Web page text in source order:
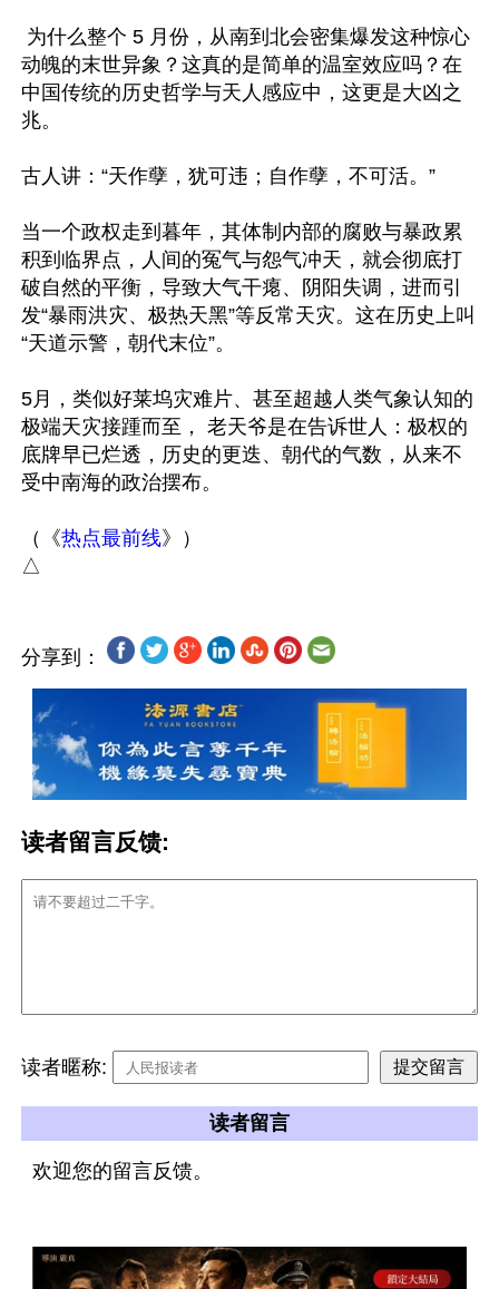
动魄的末世异象？这真的是简单的温室效应吗？在
中国传统的历史哲学与天人感应中，这更是大凶之
兆。
古人讲：“天作孽，犹可违；自作孽，不可活。”
当一个政权走到暮年，其体制内部的腐败与暴政累
积到临界点，人间的冤气与怨气冲天，就会彻底打
破自然的平衡，导致大气干瘪、阴阳失调，进而引
发“暴雨洪灾、极热天黑”等反常天灾。这在历史上叫
“天道示警，朝代末位”。
5月，类似好莱坞灾难片、甚至超越人类气象认知的
极端天灾接踵而至， 老天爷是在告诉世人：极权的
底牌早已烂透，历史的更迭、朝代的气数，从来不
受中南海的政治摆布。
（《热点最前线》）
分享到：
读者留言反馈:
读者暱称:
读者留言
欢迎您的留言反馈。